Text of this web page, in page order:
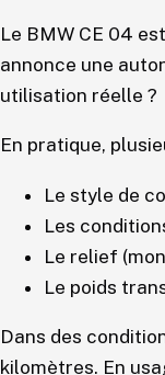
Le BMW CE 04
annonce une
utilisation réelle ?
En pratique,
Le style de
Les
Le relief
Le poids
Dans des
kilomètres. En